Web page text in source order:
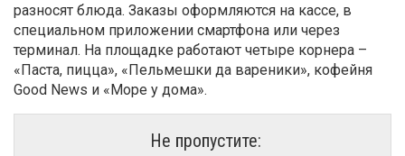
разносят блюда. Заказы оформляются на кассе, в
специальном приложении смартфона или через
терминал. На площадке работают четыре корнера –
«Паста, пицца», «Пельмешки да вареники», кофейня
Good News и «Море у дома».
Не пропустите: